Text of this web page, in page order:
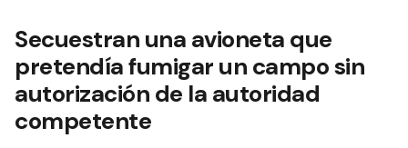
Secuestran una avioneta que
pretendía fumigar un campo sin
autorización de la autoridad
competente